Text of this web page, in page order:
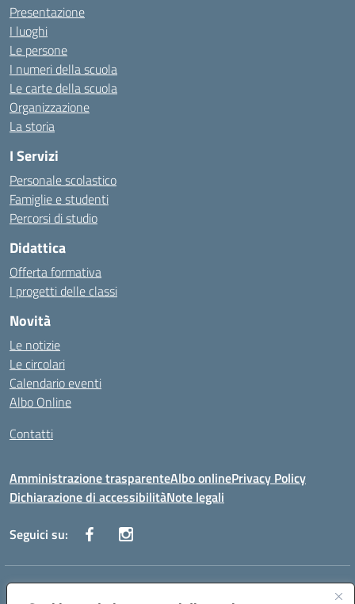
Presentazione
I luoghi
Le persone
I numeri della scuola
Le carte della scuola
Organizzazione
La storia
I Servizi
Personale scolastico
Famiglie e studenti
Percorsi di studio
Didattica
Offerta formativa
I progetti delle classi
Novità
Le notizie
Le circolari
Calendario eventi
Albo Online
Contatti
Amministrazione trasparenteAlbo onlinePrivacy Policy
Dichiarazione di accessibilitàNote legali
Seguici su:
Indirizzo: